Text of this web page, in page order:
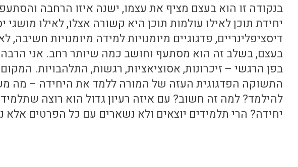
בנקודה זו הוא בעצם מציף את עצמו, ישנה איזו הרחבה
יחידת תוכן לאילו עולמות תוכן היא קשורה אצלו, לאילו מושגי
דיסציפלינריים, פדגוגיים מיומנויות למידה מיומנויות חשיבה,
בעצם, בשלב זה הוא מסתעף וחושב כמה שיותר רחב. אני
בפן הרגשי – זיכרונות, אסוציאציות, רגשות, התלהבויות.
התשוקה הפדגוגית העזה של המורה ללמד את היחידה – מה
להילמד? למה זה חשוב? עם איזה רעיון גדול הוא רוצה
יחידה? הרי תלמידים יוצאים ולא נשארים עם כל הפרטים אלא